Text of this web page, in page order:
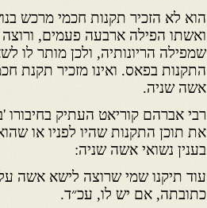
הוא לא הזכיר תקנות חכמי מרכש
ואשתו הפילה ארבעה פעמים,
שמפילה הריונותיה, ולכן מותר לו
התקנות בפאס. ואינו מזכיר תקנת
אשה שניה.
רבי אברהם קוריאט העתיק
את תוכן התקנות שהיו לפניו או
בענין נשואי אשה שניה:
עוד תיקנו שמי שרוצה לישא אשה על
כתובתה, אם יש לו, עכ״ד.